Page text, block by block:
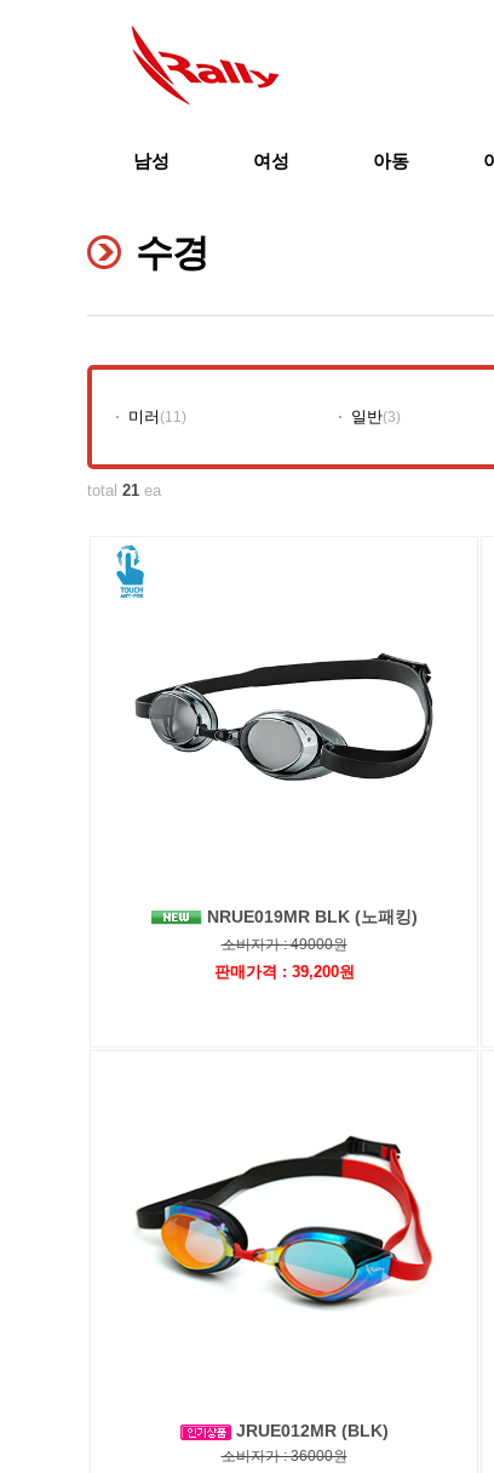
남성 여성 아동
수경
미러 (11) 일반(3)
total 21 ea
NRUE019MR BLK (노패킹)
소비자가 : 49000원
판매가격 : 39,200원
JRUE012MR (BLK)
소비자가 : 36000원